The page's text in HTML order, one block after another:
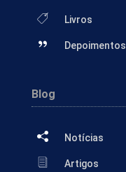
Livros
Depoimentos
Blog
Notícias
Artigos